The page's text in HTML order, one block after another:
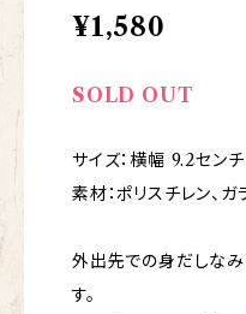
¥1,580
SOLD OUT
サイズ：横幅 9.2セ
素材：ポリスチレン、
外出先での身だしなみ
す。